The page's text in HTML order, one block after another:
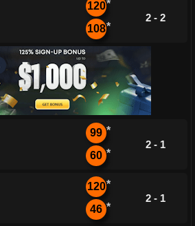
120*
108*
2 - 2
99 *
60 *
2 - 1
120*
46 *
2 - 1